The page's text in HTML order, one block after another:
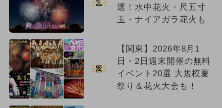
1
選！水中花火・尺五寸
玉・ナイアガラ花火も
2
【関東】2026年8月1
日・2日週末開催の無料
イベント20選 大規模夏
祭り＆花火大会も！